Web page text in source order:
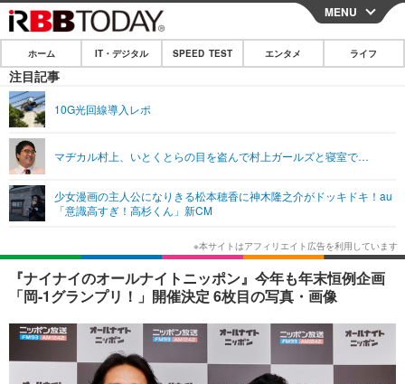
CLOSE
ホーム
IT・デジタル
ショッピング その他
SPEED TEST
エンタメ
エンタメTOP
韓国・芸能
音楽 スポーツ
ショッピング
ライフ
ライフTOP グルメ
ペット ショッピング
その他
リリース一覧
プッシュ通知の停止方法
MENU
ホーム IT・デジタル SPEED TEST エンタメ ライフ
注目記事
10G光回線導入レポ
マヂカル村上、いとくとらの目を盗んで村上ガールズと寝室で…
少女漫画の主人公になりきる松本穂香に神木隆之介がドッキドキ！au
「意識高すぎ！高杉くん」新CM
『ナイナイのオールナイトニッポン』今年も年末恒例企画
「岡-1グランプリ！」開催決定 6枚目の写真・画像